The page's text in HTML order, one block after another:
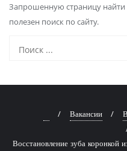
Запрошенную страницу
полезен поиск по сайту.
Вакансии
Восстановление зуба коронкой